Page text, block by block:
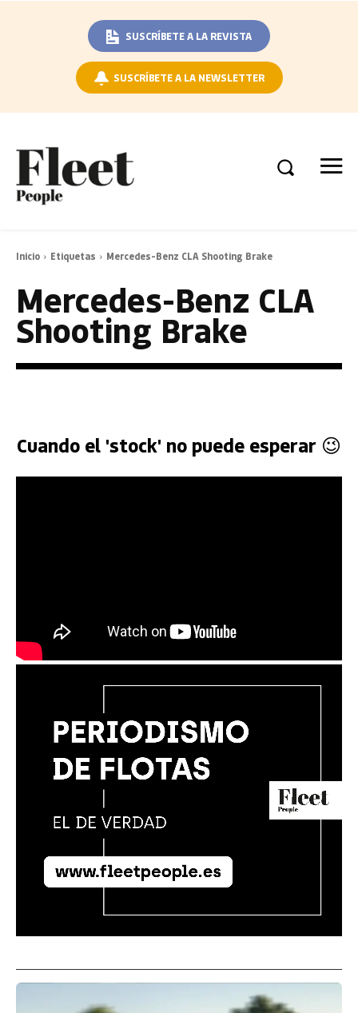
SUSCRÍBETE A LA REVISTA
SUSCRÍBETE A LA NEWSLETTER
Inicio Etiquetas Mercedes-Benz CLA Shooting Brake
Mercedes-Benz CLA
Shooting Brake
Cuando el 'stock' no puede esperar 😉